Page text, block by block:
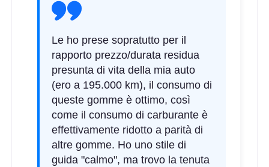
Le ho prese sopratutto per il
rapporto prezzo/durata residua
presunta di vita della mia auto
(ero a 195.000 km), il consumo di
queste gomme è ottimo, così
come il consumo di carburante è
effettivamente ridotto a parità di
altre gomme. Ho uno stile di
guida "calmo", ma trovo la tenuta